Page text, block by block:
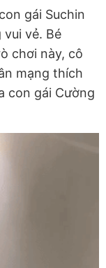
gái Suchin
vẻ. Bé
chơi này, cô
mạng thích
con gái Cường